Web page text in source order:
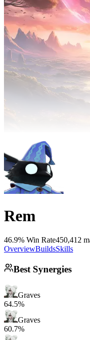
Rem
46.9% Win Rate450,412
OverviewBuildsSkills
Best Synergies
Graves
64.5%
Graves
60.7%